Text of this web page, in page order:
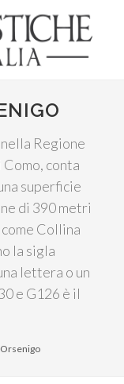
Regione
conta
superficie
di 390 metri
Collina
la sigla
lettera o un
e G126 è il
Orsenigo